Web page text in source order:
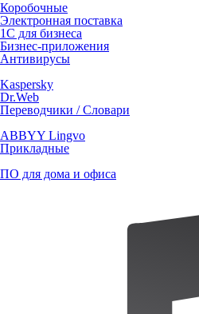
Коробочные
Электронная поставка
1С для бизнеса
Бизнес-приложения
Антивирусы
Kaspersky
Dr.Web
Переводчики / Словари
ABBYY Lingvo
Прикладные
ПО для дома и офиса